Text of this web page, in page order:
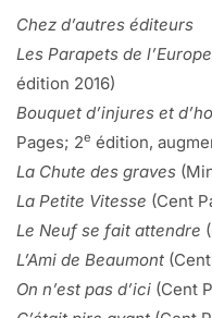
premières années
garde le souvenir.
ma mère, il faut donc
avec ma mère», en
Et, au‑delà
initiatique de Gabriel
«invisibles et doux
difficiles à briser».
s’en est chargée.
Le jour du décès de
bords du fleuve qu’il
Chez d’autres éditeurs
Les Parapets de l’Europe
édition 2016)
Bouquet d’injures et
Pages; 2e édition,
La Chute des graves
La Petite Vitesse (Cent
Le Neuf se fait attendre
L’Ami de Beaumont
On n’est pas d’ici (Cent